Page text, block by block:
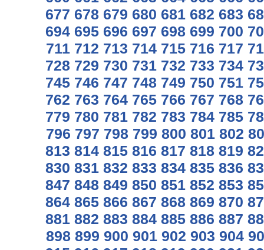
677 678 679 680 681 682 683
694 695 696 697 698 699 700
711 712 713 714 715 716 717
728 729 730 731 732 733 734
745 746 747 748 749 750 751
762 763 764 765 766 767 768
779 780 781 782 783 784 785
796 797 798 799 800 801 802
813 814 815 816 817 818 819
830 831 832 833 834 835 836
847 848 849 850 851 852 853
864 865 866 867 868 869 870
881 882 883 884 885 886 887
898 899 900 901 902 903 904